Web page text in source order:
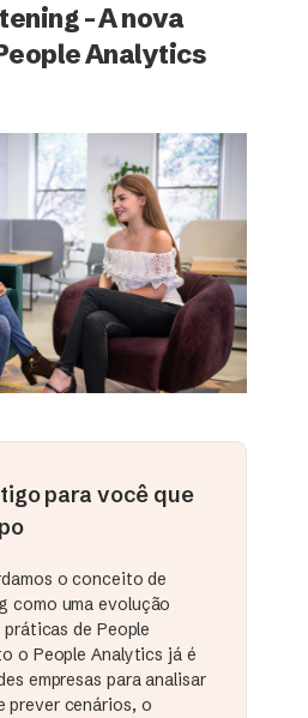
– A nova
Analytics
para você que
o conceito de
como uma evolução
de People
o People Analytics já é
empresas para analisar
prever cenários, o